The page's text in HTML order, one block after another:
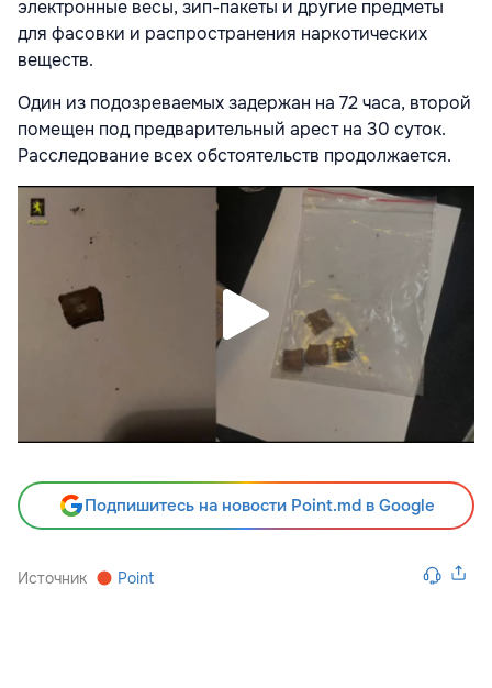
электронные весы, зип-пакеты и другие предметы
для фасовки и распространения наркотических
веществ.
Один из подозреваемых задержан на 72 часа, второй
помещен под предварительный арест на 30 суток.
Расследование всех обстоятельств продолжается.
Подпишитесь на новости Point.md в Google
Источник Point